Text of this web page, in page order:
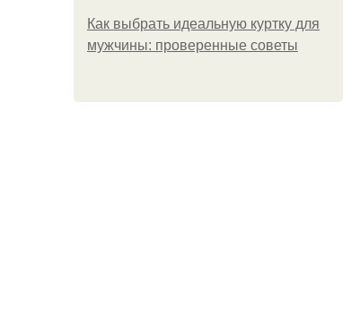
Как выбрать идеальную куртку для
мужчины: проверенные советы